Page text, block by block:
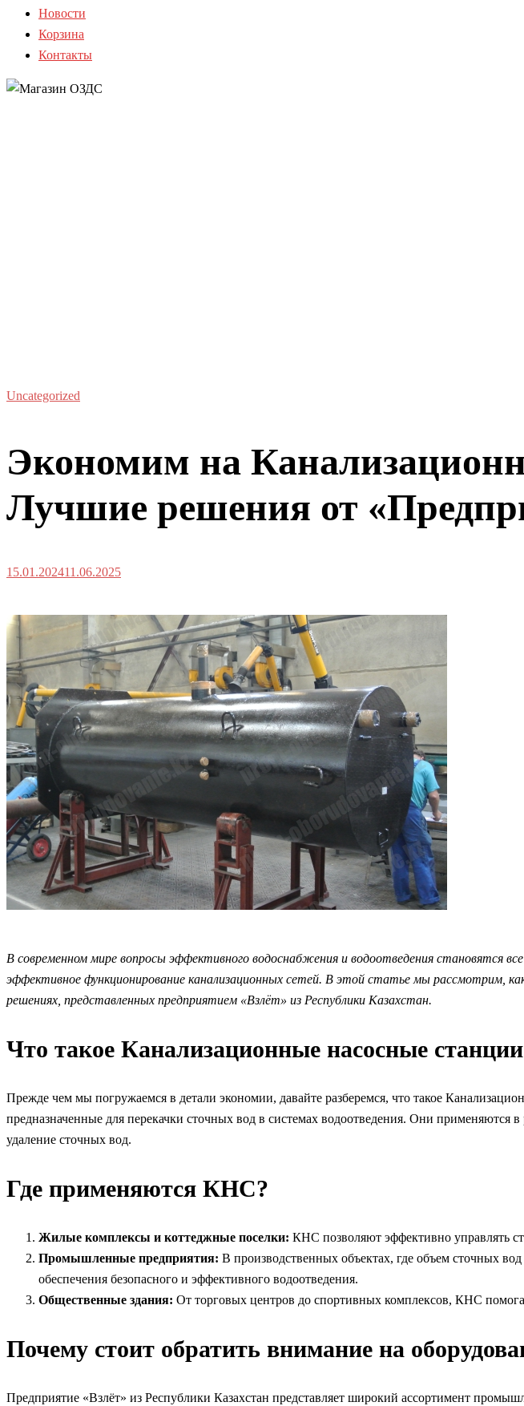
Новости
Корзина
Контакты
Uncategorized
Экономим на
Лучшие решения от
15.01.202411.06.2025
В современном мире вопросы эффективного водоснабжения и водоотведения
эффективное функционирование канализационных сетей. В этой статье мы рассмотрим,
решениях, представленных предприятием «Взлёт» из Республики Казахстан.
Что такое Канализационные насосные
Прежде чем мы погружаемся в детали экономии, давайте разберемся, что такое
предназначенные для перекачки сточных вод в системах водоотведения. Они
удаление сточных вод.
Где применяются КНС?
Жилые комплексы и коттеджные поселки: КНС позволяют эффективно управлять
Промышленные предприятия: В производственных объектах, где объем сточных
обеспечения безопасного и эффективного водоотведения.
Общественные здания: От торговых центров до спортивных комплексов, КНС
Почему стоит обратить внимание на
Предприятие «Взлёт» из Республики Казахстан представляет широкий ассортимент